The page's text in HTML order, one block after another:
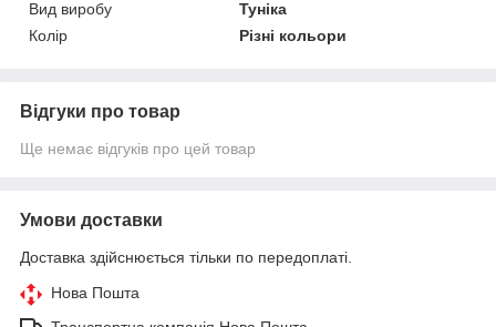
Вид виробу
Туніка
Колір
Різні кольори
Відгуки про товар
Ще немає відгуків про цей товар
Умови доставки
Доставка здійснюється тільки по передоплаті.
Нова Пошта